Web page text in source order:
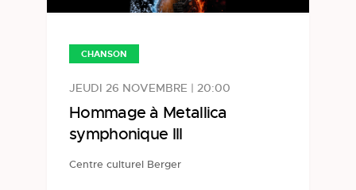
CHANSON
JEUDI 26 NOVEMBRE | 20:00
Hommage à Metallica
symphonique III
Centre culturel Berger